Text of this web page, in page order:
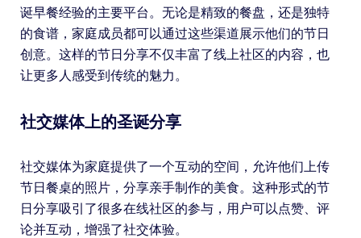
诞早餐经验的主要平台。无论是精致的餐盘，还是独特
的食谱，家庭成员都可以通过这些渠道展示他们的节日
创意。这样的节日分享不仅丰富了线上社区的内容，也
让更多人感受到传统的魅力。
社交媒体上的圣诞分享
社交媒体为家庭提供了一个互动的空间，允许他们上传
节日餐桌的照片，分享亲手制作的美食。这种形式的节
日分享吸引了很多在线社区的参与，用户可以点赞、评
论并互动，增强了社交体验。